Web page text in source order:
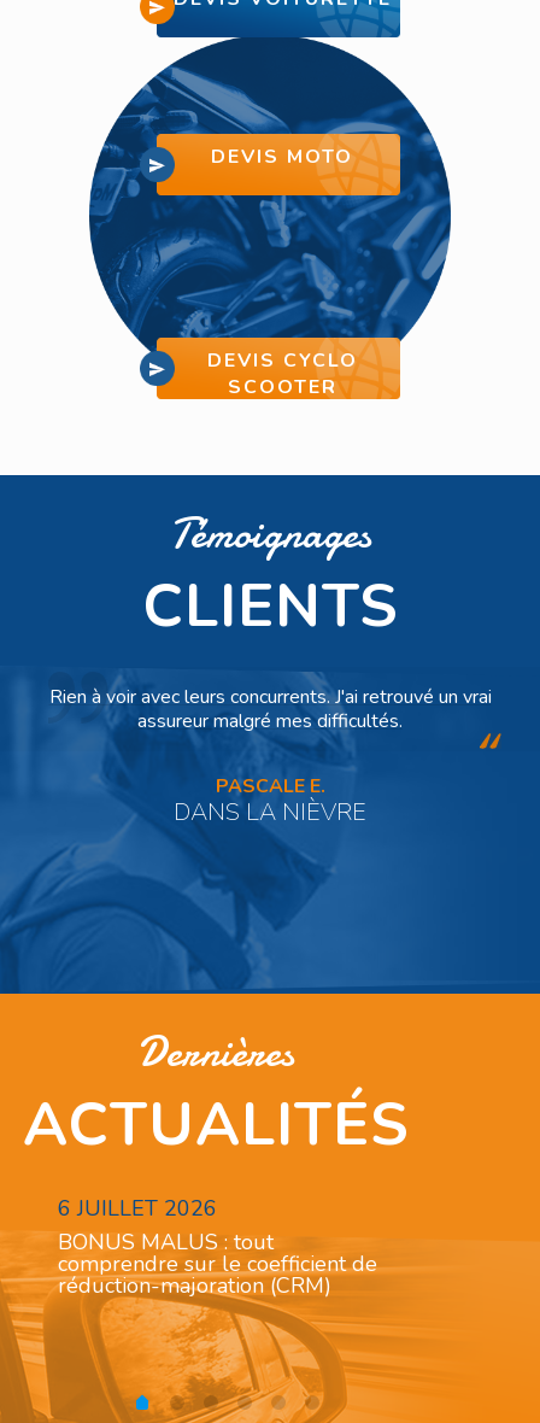
DEVIS MOTO
DEVIS CYCLO
SCOOTER
Témoignages
CLIENTS
Rien à voir avec leurs concurrents. J'ai retrouvé un vrai
assureur malgré mes difficultés.
PASCALE E.
DANS LA NIÈVRE
Dernières
ACTUALITÉS
6 JUILLET 2026
BONUS MALUS : tout
comprendre sur le coefficient de
réduction-majoration (CRM)